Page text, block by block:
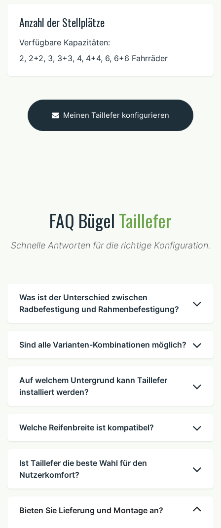
Anzahl der Stellplätze
Verfügbare Kapazitäten:
2, 2+2, 3, 3+3, 4, 4+4, 6, 6+6 Fahrräder
Meinen Taillefer konfigurieren
FAQ Bügel Taillefer
Schnelle Antworten für die richtige Konfiguration.
Was ist der Unterschied zwischen
Radbefestigung und Rahmenbefestigung?
Sind alle Varianten-Kombinationen möglich?
Auf welchem Untergrund kann Taillefer
installiert werden?
Welche Reifenbreite ist kompatibel?
Ist Taillefer die beste Wahl für den
Nutzerkomfort?
Bieten Sie Lieferung und Montage an?